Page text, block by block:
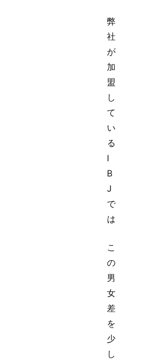
弊
社
が
加
盟
し
て
い
る
I
B
J
で
は
こ
の
男
女
差
を
少
し